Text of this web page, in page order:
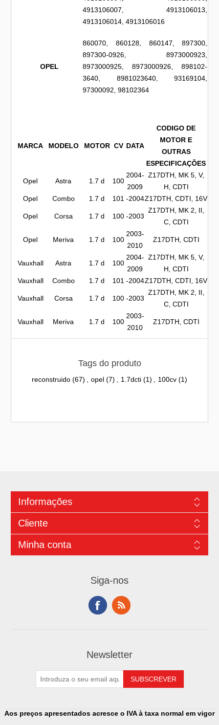
4913106007, 4913106013,
4913106014, 4913106016
OPEL
860070, 860128, 860147, 897300,
897300-0926, 8973000923,
8973000925, 8973000926, 898102-
3640, 8981023640, 93169104,
97300092, 98102364
MARCA MODELO MOTOR CV DATA
CODIGO DE
MOTOR E
OUTRAS
ESPECIFICAÇÕES
Opel Astra 1.7 d 100
2004-
2009
Z17DTH, MK 5, V,
H, CDTI
Opel
Combo 1.7 d 101 -2004Z17DTH, CDTI, 16V
Opel Corsa 1.7 d 100 -2003
Z17DTH, MK 2, II,
C, CDTI
Opel Meriva 1.7 d 100
2003-
2010
Z17DTH, CDTI
Vauxhall Astra 1.7 d 100
2004-
2009
Z17DTH, MK 5, V,
H, CDTI
Vauxhall
Combo 1.7 d 101 -2004Z17DTH, CDTI, 16V
Vauxhall Corsa 1.7 d 100 -2003
Z17DTH, MK 2, II,
C, CDTI
Vauxhall Meriva 1.7 d 100
2003-
2010
Z17DTH, CDTI
Tags do produto
reconstruido (67) opel (7) 1.7dcti (1) 100cv (1)
Informações
Cliente
Minha conta
Siga-nos
Newsletter
Aos preços apresentados acresce o IVA à taxa normal em vigor